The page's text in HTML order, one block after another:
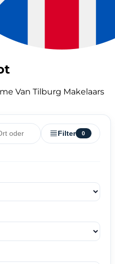
Van Tilburg Makelaars
Filter 0